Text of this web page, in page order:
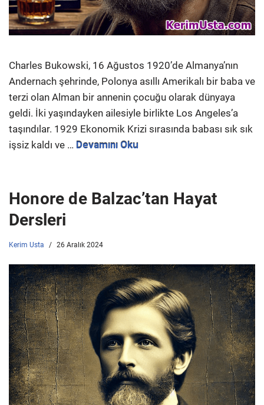
Charles Bukowski, 16 Ağustos 1920’de Almanya’nın
Andernach şehrinde, Polonya asıllı Amerikalı bir baba ve
terzi olan Alman bir annenin çocuğu olarak dünyaya
geldi. İki yaşındayken ailesiyle birlikte Los Angeles’a
taşındılar. 1929 Ekonomik Krizi sırasında babası sık sık
işsiz kaldı ve … Devamını Oku
Honore de Balzac’tan Hayat
Dersleri
Kerim Usta 26 Aralık 2024